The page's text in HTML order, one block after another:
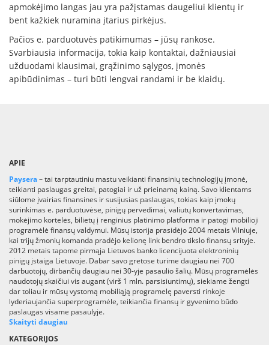
apmokėjimo langas jau yra pažįstamas daugeliui klientų ir
bent kažkiek nuramina įtarius pirkėjus.
Pačios e. parduotuvės patikimumas – jūsų rankose.
Svarbiausia informacija, tokia kaip kontaktai, dažniausiai
užduodami klausimai, grąžinimo sąlygos, įmonės
apibūdinimas – turi būti lengvai randami ir be klaidų.
APIE
Paysera– tai tarptautiniu mastu veikianti finansinių technologijų įmonė,
teikianti paslaugas greitai, patogiai ir už prieinamą kainą. Savo klientams
siūlome įvairias finansines ir susijusias paslaugas, tokias kaip įmokų
surinkimas e. parduotuvėse, pinigų pervedimai, valiutų konvertavimas,
mokėjimo kortelės, bilietų į renginius platinimo platforma ir patogi mobilioji
programėlė finansų valdymui. Mūsų istorija prasidėjo 2004 metais Vilniuje,
kai trijų žmonių komanda pradėjo kelionę link bendro tikslo finansų srityje.
2012 metais tapome pirmąja Lietuvos banko licencijuota elektroninių
pinigų įstaiga Lietuvoje. Dabar savo gretose turime daugiau nei 700
darbuotojų, dirbančių daugiau nei 30-yje pasaulio šalių. Mūsų programėlės
naudotojų skaičiui vis augant (virš 1 mln. parsisiuntimų), siekiame žengti
dar toliau ir mūsų vystomą mobiliąją programelę paversti rinkoje
lyderiaujančia superprogramėle, teikiančia finansų ir gyvenimo būdo
paslaugas visame pasaulyje.
Skaityti daugiau
KATEGORIJOS